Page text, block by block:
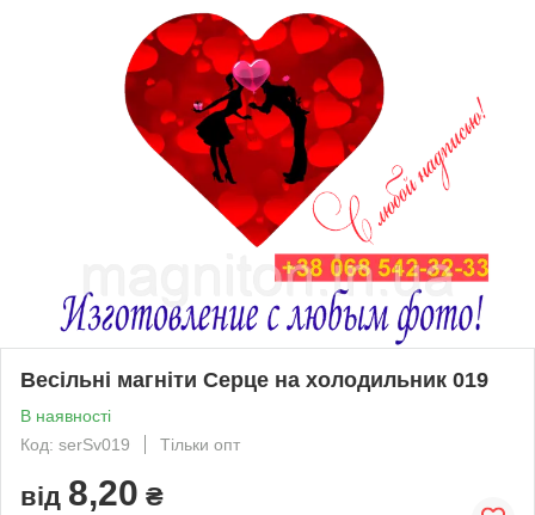
Весільні магніти Серце на холодильник 019
В наявності
Код: serSv019
Тільки опт
від 8,20 ₴